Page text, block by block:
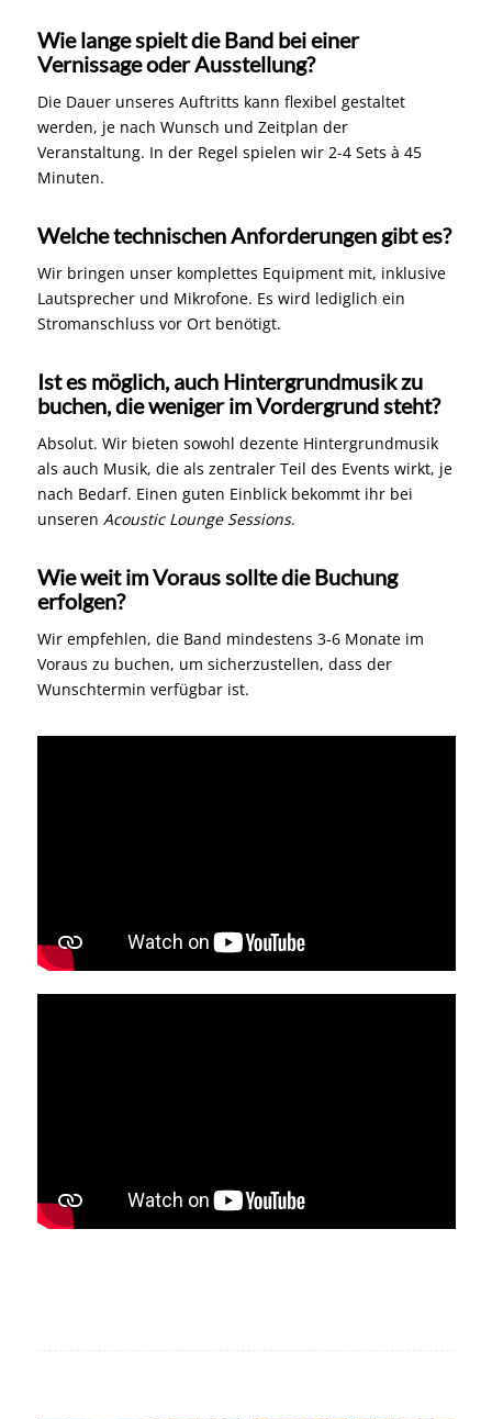
Wie lange spielt die Band bei einer
Vernissage oder Ausstellung?
Die Dauer unseres Auftritts kann flexibel gestaltet
werden, je nach Wunsch und Zeitplan der
Veranstaltung. In der Regel spielen wir 2-4 Sets à 45
Minuten.
Welche technischen Anforderungen gibt es?
Wir bringen unser komplettes Equipment mit, inklusive
Lautsprecher und Mikrofone. Es wird lediglich ein
Stromanschluss vor Ort benötigt.
Ist es möglich, auch Hintergrundmusik zu
buchen, die weniger im Vordergrund steht?
Absolut. Wir bieten sowohl dezente Hintergrundmusik
als auch Musik, die als zentraler Teil des Events wirkt, je
nach Bedarf. Einen guten Einblick bekommt ihr bei
unseren Acoustic Lounge Sessions.
Wie weit im Voraus sollte die Buchung
erfolgen?
Wir empfehlen, die Band mindestens 3-6 Monate im
Voraus zu buchen, um sicherzustellen, dass der
Wunschtermin verfügbar ist.